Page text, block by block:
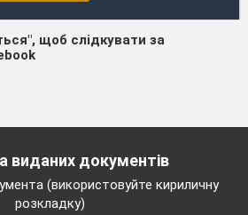
щоб слідкувати за
виданих документів
(використовуйте кириличну
розкладку)